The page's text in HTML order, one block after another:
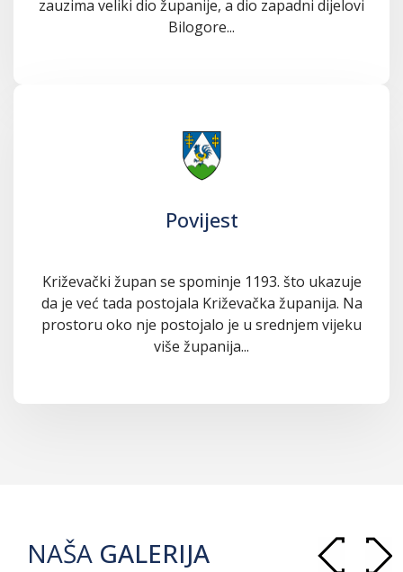
zauzima veliki dio županije, a dio zapadni dijelovi
Bilogore...
Povijest
Križevački župan se spominje 1193. što ukazuje
da je već tada postojala Križevačka županija. Na
prostoru oko nje postojalo je u srednjem vijeku
više županija...
NAŠA GALERIJA